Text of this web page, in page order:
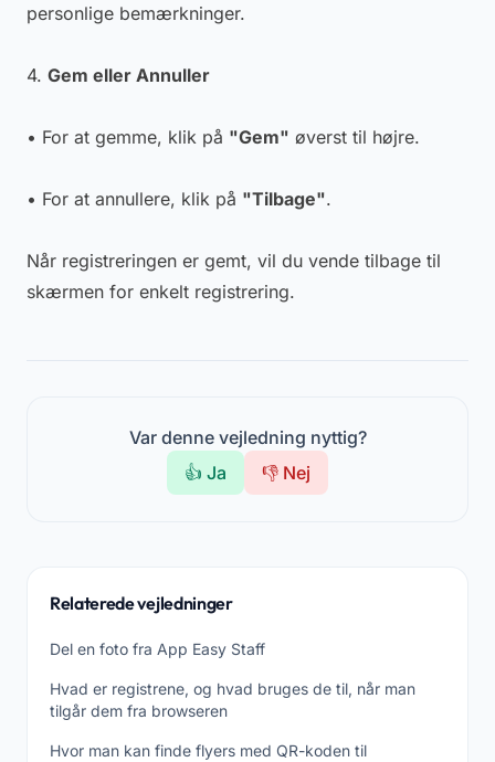
personlige bemærkninger.
4. Gem eller Annuller
• For at gemme, klik på "Gem" øverst til højre.
• For at annullere, klik på "Tilbage".
Når registreringen er gemt, vil du vende tilbage til
skærmen for enkelt registrering.
Var denne vejledning nyttig?
👍 Ja
👎 Nej
Relaterede vejledninger
Del en foto fra App Easy Staff
Hvad er registrene, og hvad bruges de til, når man
tilgår dem fra browseren
Hvor man kan finde flyers med QR-koden til